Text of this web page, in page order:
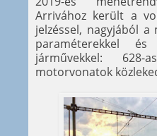
Arrivához került a
jelzéssel, nagyjából
paraméterekkel
járművekkel:
motorvonatok